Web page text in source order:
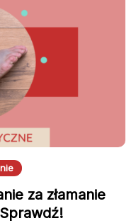
za złamanie